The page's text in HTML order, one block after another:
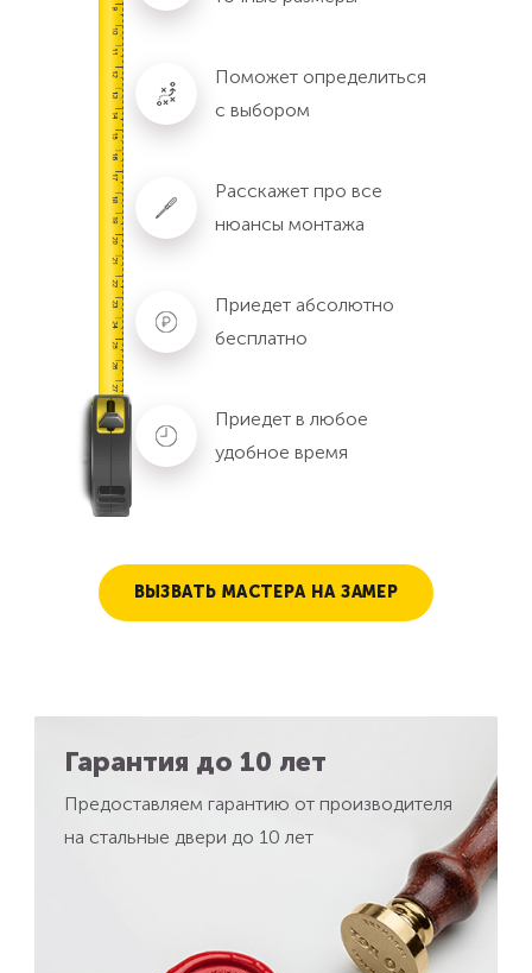
Поможет определиться
с выбором
Расскажет про все
нюансы монтажа
Приедет абсолютно
бесплатно
Приедет в любое
удобное время
ВЫЗВАТЬ МАСТЕРА НА ЗАМЕР
Гарантия до 10 лет
Предоставляем гарантию от производителя
на стальные двери до 10 лет